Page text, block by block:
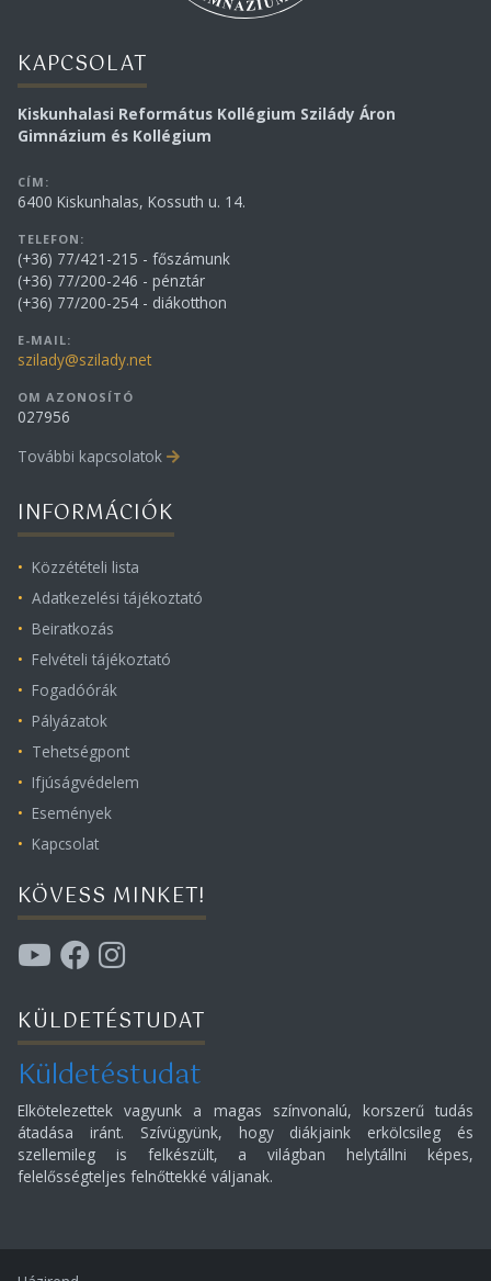
KAPCSOLAT
Kiskunhalasi Református Kollégium Szilády Áron
Gimnázium és Kollégium
CÍM:
6400 Kiskunhalas, Kossuth u. 14.
TELEFON:
(+36) 77/421-215 - főszámunk
(+36) 77/200-246 - pénztár
(+36) 77/200-254 - diákotthon
E-MAIL:
szilady@szilady.net
OM AZONOSÍTÓ
027956
További kapcsolatok
INFORMÁCIÓK
Közzétételi lista
Adatkezelési tájékoztató
Beiratkozás
Felvételi tájékoztató
Fogadóórák
Pályázatok
Tehetségpont
Ifjúságvédelem
Események
Kapcsolat
KÖVESS MINKET!
KÜLDETÉSTUDAT
Küldetéstudat
Elkötelezettek vagyunk a magas színvonalú, korszerű tudás
átadása iránt. Szívügyünk, hogy diákjaink erkölcsileg és
szellemileg is felkészült, a világban helytállni képes,
felelősségteljes felnőttekké váljanak.